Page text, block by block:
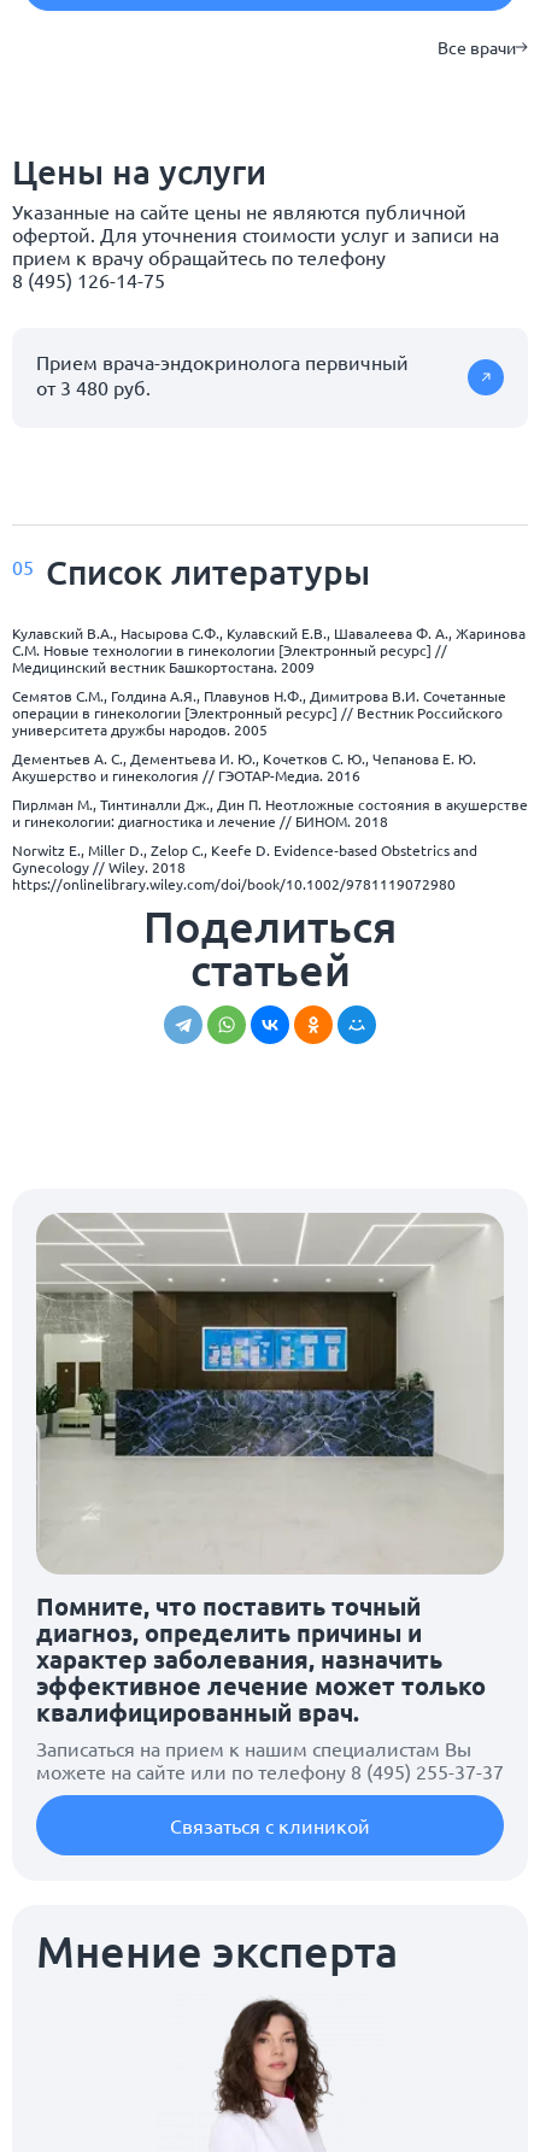
Все врачи
Цены на услуги
Указанные на сайте цены не являются публичной
офертой. Для уточнения стоимости услуг и записи на
прием к врачу обращайтесь по телефону
8 (495) 126-14-75
Прием врача-эндокринолога первичный
от 3 480 руб.
05 Список литературы
Кулавский В.А., Насырова С.Ф., Кулавский Е.В., Шавалеева Ф. А., Жаринова
С.М. Новые технологии в гинекологии [Электронный ресурс] //
Медицинский вестник Башкортостана. 2009
Семятов С.М., Голдина А.Я., Плавунов Н.Ф., Димитрова В.И. Сочетанные
операции в гинекологии [Электронный ресурс] // Вестник Российского
университета дружбы народов. 2005
Дементьев А. С., Дементьева И. Ю., Кочетков С. Ю., Чепанова Е. Ю.
Акушерство и гинекология // ГЭОТАР-Медиа. 2016
Пирлман М., Тинтиналли Дж., Дин П. Неотложные состояния в акушерстве
и гинекологии: диагностика и лечение // БИНОМ. 2018
Norwitz E., Miller D., Zelop C., Keefe D. Evidence‐based Obstetrics and
Gynecology // Wiley. 2018
https://onlinelibrary.wiley.com/doi/book/10.1002/9781119072980
Поделиться
статьей
Помните, что поставить точный
диагноз, определить причины и
характер заболевания, назначить
эффективное лечение может только
квалифицированный врач.
Записаться на прием к нашим специалистам Вы
можете на сайте или по телефону 8 (495) 255-37-37
Связаться с клиникой
Мнение эксперта